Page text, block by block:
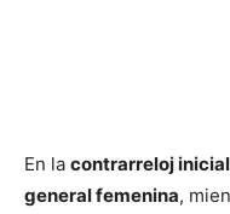
En la contrarreloj inicial
general femenina,